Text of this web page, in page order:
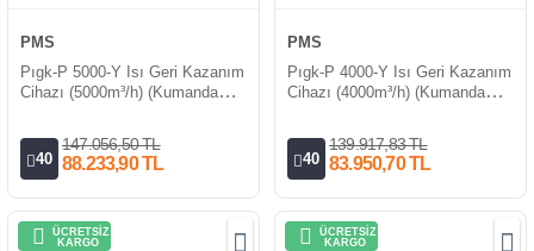
PMS
Pıgk-P 5000-Y Isı Geri Kazanım
Cihazı (5000m³/h) (Kumanda
40
147.056,50 TL
88.233,90 TL
PMS
Pıgk-P 4000-Y Isı Geri Kazanım
Cihazı (4000m³/h) (Kumanda
40
139.917,83 TL
83.950,70 TL
ÜCRETSİZ
KARGO
ÜCRETSİZ
KARGO